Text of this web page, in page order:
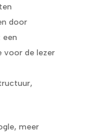
door
een
voor de lezer
meer